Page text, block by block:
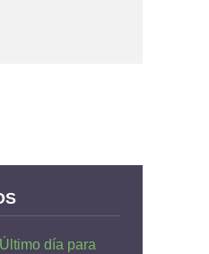
Último día para